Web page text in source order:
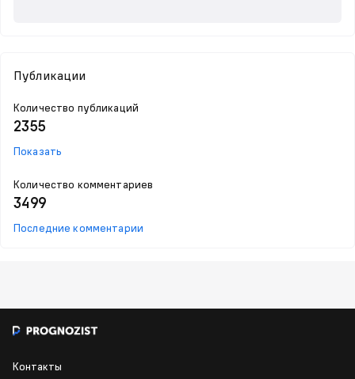
Публикации
Количество публикаций
2355
Показать
Количество комментариев
3499
Последние комментарии
Контакты